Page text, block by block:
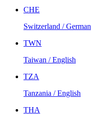
CHE
Switzerland / German
TWN
Taiwan / English
TZA
Tanzania / English
THA